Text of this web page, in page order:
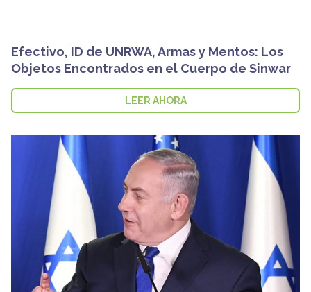
Efectivo, ID de UNRWA, Armas y Mentos: Los
Objetos Encontrados en el Cuerpo de Sinwar
LEER AHORA